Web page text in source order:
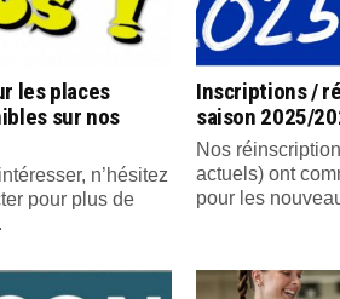
les places
sur nos
n’hésitez
pour plus de
Inscriptions /
saison 2025/
Nos
actuels) ont
pour les